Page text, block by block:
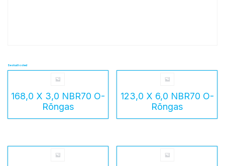
Seotud tooted
168,0 X 3,0 NBR70 O-
Rõngas
123,0 X 6,0 NBR70 O-
Rõngas